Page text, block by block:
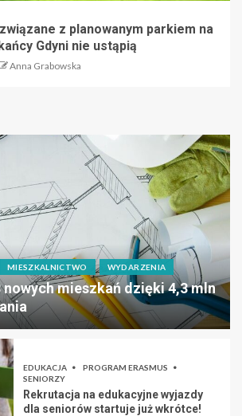
z planowanym parkiem na
Gdyni nie ustąpią
Anna Grabowska
MIESZKALNICTWO WYDARZENIA
nowych mieszkań dzięki 4,3 mln
EDUKACJA
PROGRAM ERASMUS
SENIORZY
Rekrutacja na edukacyjne wyjazdy
dla seniorów startuje już wkrótce!